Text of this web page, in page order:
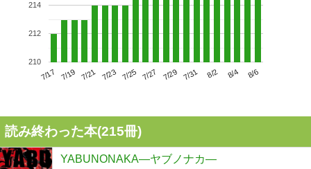
7/17 7/19 7/21 7/23 7/25 7/27 7/29 7/31 8/2 8/4 8/6
210
212
214
読み終わった本(215冊)
YABUNONAKA―ヤブノナカ―